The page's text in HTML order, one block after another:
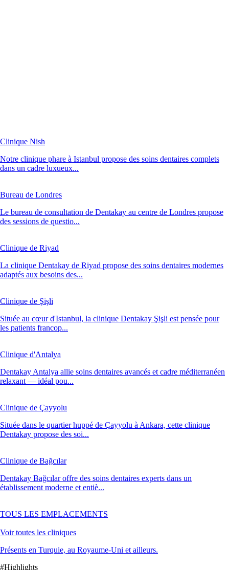
Clinique Nish
Notre clinique phare à Istanbul propose des soins dentaires complets
dans un cadre luxueux...
Bureau de Londres
Le bureau de consultation de Dentakay au centre de Londres propose
des sessions de questio...
Clinique de Riyad
La clinique Dentakay de Riyad propose des soins dentaires modernes
adaptés aux besoins des...
Clinique de Şişli
Située au cœur d'Istanbul, la clinique Dentakay Şişli est pensée pour
les patients francop...
Clinique d'Antalya
Dentakay Antalya allie soins dentaires avancés et cadre méditerranéen
relaxant — idéal pou...
Clinique de Çayyolu
Située dans le quartier huppé de Çayyolu à Ankara, cette clinique
Dentakay propose des soi...
Clinique de Bağcılar
Dentakay Bağcılar offre des soins dentaires experts dans un
établissement moderne et entiè...
TOUS LES EMPLACEMENTS
Voir toutes les cliniques
Présents en Turquie, au Royaume-Uni et ailleurs.
#Highlights